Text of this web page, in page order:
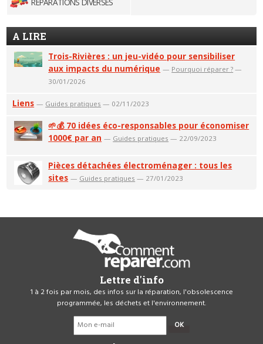
A LIRE
Trois-Rivières : un jeu-vidéo pour sensibiliser
aux impacts du numérique — Pourquoi réparer ? —
30/01/2026
Liens — Guides pratiques — 02/11/2023
🌱💰 70 idées éco-responsables pour économiser
1000€ par an — Guides pratiques — 22/09/2023
Pièces détachées électroménager : tous les
sites — Guides pratiques — 27/01/2023
Lettre d'info
1 à 2 fois par mois, des infos sur la réparation, l'obsolescence
programmée, les déchets et l'environnement.
OK